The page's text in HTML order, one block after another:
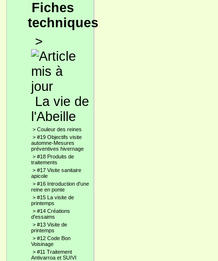
Fiches
techniques
>
La vie de
l'Abeille
> Couleur des reines
> #19 Objectifs visite
automne-Mesures
préventives hivernage
> #18 Produits de
traitements
> #17 Visite sanitaire
apicole
> #16 Introduction d'une
reine en ponte
> #15 La visite de
printemps
> #14 Créations
d'essaims
> #13 Visite de
printemps
> #12 Code Bon
Voisinage
> #11 Traitement
Antivarroa et SUIVI